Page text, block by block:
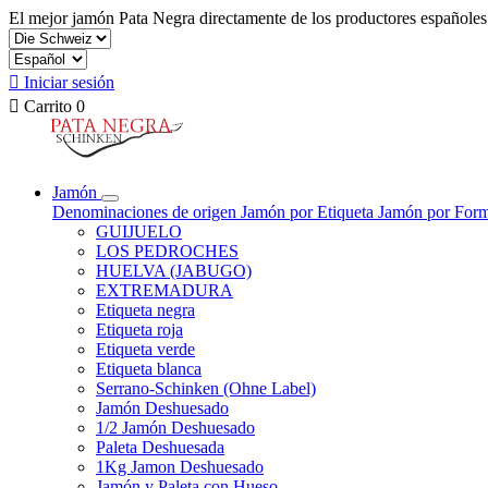
El mejor jamón Pata Negra directamente de los productores españoles
 Iniciar sesión
 Carrito 0
Jamón
Denominaciones de origen Jamón por Etiqueta Jamón por
GUIJUELO
LOS PEDROCHES
HUELVA (JABUGO)
EXTREMADURA
Etiqueta negra
Etiqueta roja
Etiqueta verde
Etiqueta blanca
Serrano-Schinken (Ohne Label)
Jamón Deshuesado
1/2 Jamón Deshuesado
Paleta Deshuesada
1Kg Jamon Deshuesado